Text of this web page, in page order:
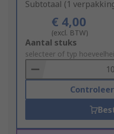
Subtotaal (1
€ 4,00
(excl. BTW)
Add
to
Basket
Aantal stuks
selecteer of typ